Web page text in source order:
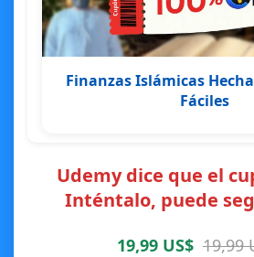
Finanzas Islámicas
Fáciles
Udemy dice que el
Inténtalo, puede
19,99 US$ 19,99